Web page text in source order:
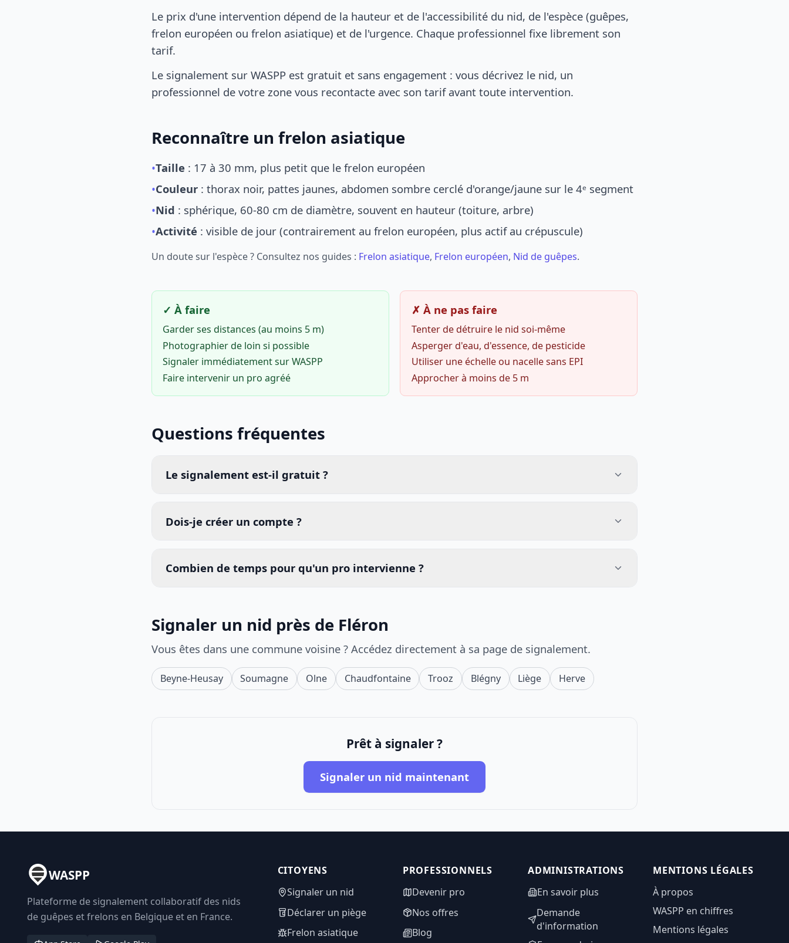
Le prix d'une intervention dépend de la hauteur et de l'accessibilité du nid, de l'espèce (guêpes,
frelon européen ou frelon asiatique) et de l'urgence. Chaque professionnel fixe librement son
tarif.
Le signalement sur WASPP est gratuit et sans engagement : vous décrivez le nid, un
professionnel de votre zone vous recontacte avec son tarif avant toute intervention.
Reconnaître un frelon asiatique
•Taille : 17 à 30 mm, plus petit que le frelon européen
•Couleur : thorax noir, pattes jaunes, abdomen sombre cerclé d'orange/jaune sur le 4ᵉ segment
•Nid : sphérique, 60-80 cm de diamètre, souvent en hauteur (toiture, arbre)
•Activité : visible de jour (contrairement au frelon européen, plus actif au crépuscule)
Un doute sur l'espèce ? Consultez nos guides : Frelon asiatique, Frelon européen, Nid de guêpes.
✓ À faire
Garder ses distances (au moins 5 m)
Photographier de loin si possible
Signaler immédiatement sur WASPP
Faire intervenir un pro agréé
✗ À ne pas faire
Tenter de détruire le nid soi-même
Asperger d'eau, d'essence, de pesticide
Utiliser une échelle ou nacelle sans EPI
Approcher à moins de 5 m
Questions fréquentes
Le signalement est-il gratuit ?
Dois-je créer un compte ?
Combien de temps pour qu'un pro intervienne ?
Signaler un nid près de Fléron
Vous êtes dans une commune voisine ? Accédez directement à sa page de signalement.
Beyne-Heusay Soumagne Olne Chaudfontaine Trooz Blégny Liège Herve
Prêt à signaler ?
Signaler un nid maintenant
WASPP
Plateforme de signalement collaboratif des nids
de guêpes et frelons en Belgique et en France.
CITOYENS
Signaler un nid
Déclarer un piège
Frelon asiatique
PROFESSIONNELS
Devenir pro
Nos offres
Blog
ADMINISTRATIONS
En savoir plus
Demande
d'information
MENTIONS LÉGALES
À propos
WASPP en chiffres
Mentions légales